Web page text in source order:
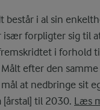
består i al sin
især forpligter sig til
i forhold
efter den
at nedbringe sit
til 2030. Læs